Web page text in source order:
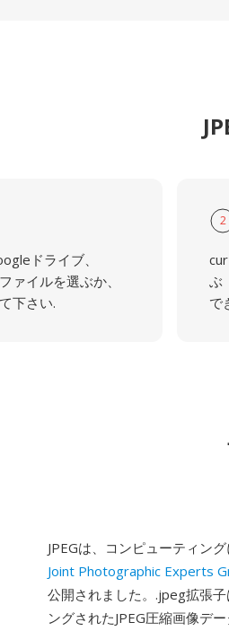
ドライブ、
ァイルを選ぶか、
下さい.
2
ぶ
で
JPEGは、コンピューティン
Joint Photographic Experts
公開されました。.jpeg拡張
ングされたJPEG圧縮画像デ